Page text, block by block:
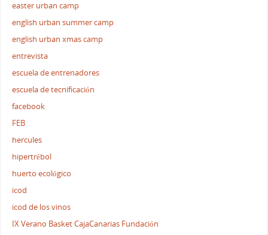
easter urban camp
english urban summer camp
english urban xmas camp
entrevista
escuela de entrenadores
escuela de tecnificación
facebook
FEB
hercules
hipertrébol
huerto ecológico
icod
icod de los vinos
IX Verano Basket CajaCanarias Fundación